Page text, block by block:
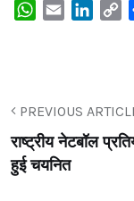
WhatsApp
Email
PREVIOUS
राष्ट्रीय नेटबॉल
हुई चयनित